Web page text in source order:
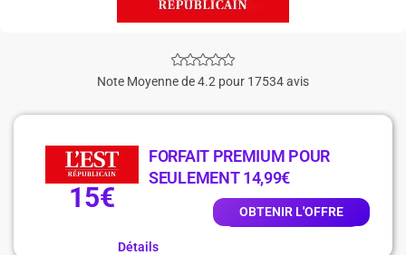
Note Moyenne de 4.2 pour 17534 avis
15€
FORFAIT PREMIUM POUR
SEULEMENT 14,99€
OBTENIR L'OFFRE
Détails